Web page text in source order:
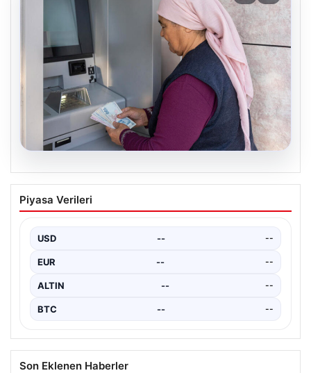
Emekli Maaşı Tarihleri ve Bayram
Ödemeleri Hakkında Güncel
Emekli maaşı ödemeleri, 2026 Kurban Bayramı
bir yer tutuyor.…
Piyasa Verileri
USD -- --
EUR -- --
ALTIN -- --
BTC -- --
Son Eklenen Haberler